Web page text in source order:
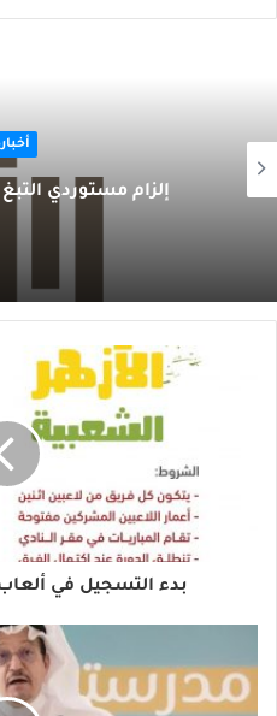
إلزام مستوردي
بدء التسجيل في